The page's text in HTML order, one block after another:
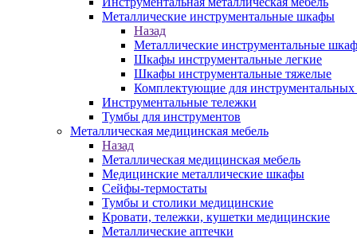
Металлические инструментальные шкафы
Назад
Металлические инструментальные
Шкафы инструментальные легкие
Шкафы инструментальные тяжелые
Комплектующие для
Инструментальные тележки
Тумбы для инструментов
Металлическая медицинская мебель
Назад
Металлическая медицинская мебель
Медицинские металлические шкафы
Сейфы-термостаты
Тумбы и столики медицинские
Кровати, тележки, кушетки медицинские
Металлические аптечки